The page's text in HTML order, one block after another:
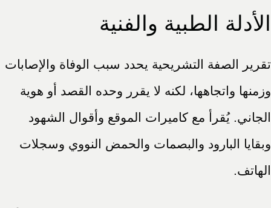
الأدلة الطبية والفنية
تقرير الصفة التشريحية يحدد سبب الوفاة والإصابات
وزمنها واتجاهها، لكنه لا يقرر وحده القصد أو هوية
الجاني. يُقرأ مع كاميرات الموقع وأقوال الشهود
وبقايا البارود والبصمات والحمض النووي وسجلات
الهاتف.